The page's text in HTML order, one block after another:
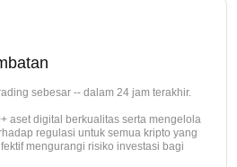
sebesar -- dalam 24 jam terakhir.
aset digital berkualitas serta mengelola
regulasi untuk semua kripto yang
mengurangi risiko investasi bagi